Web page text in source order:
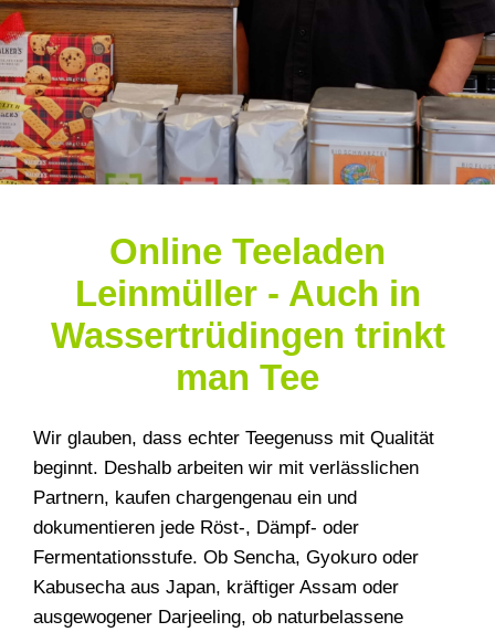
Online Teeladen
Leinmüller - Auch in
Wassertrüdingen trinkt
man Tee
Wir glauben, dass echter Teegenuss mit Qualität
beginnt. Deshalb arbeiten wir mit verlässlichen
Partnern, kaufen chargengenau ein und
dokumentieren jede Röst-, Dämpf- oder
Fermentationsstufe. Ob Sencha, Gyokuro oder
Kabusecha aus Japan, kräftiger Assam oder
ausgewogener Darjeeling, ob naturbelassene